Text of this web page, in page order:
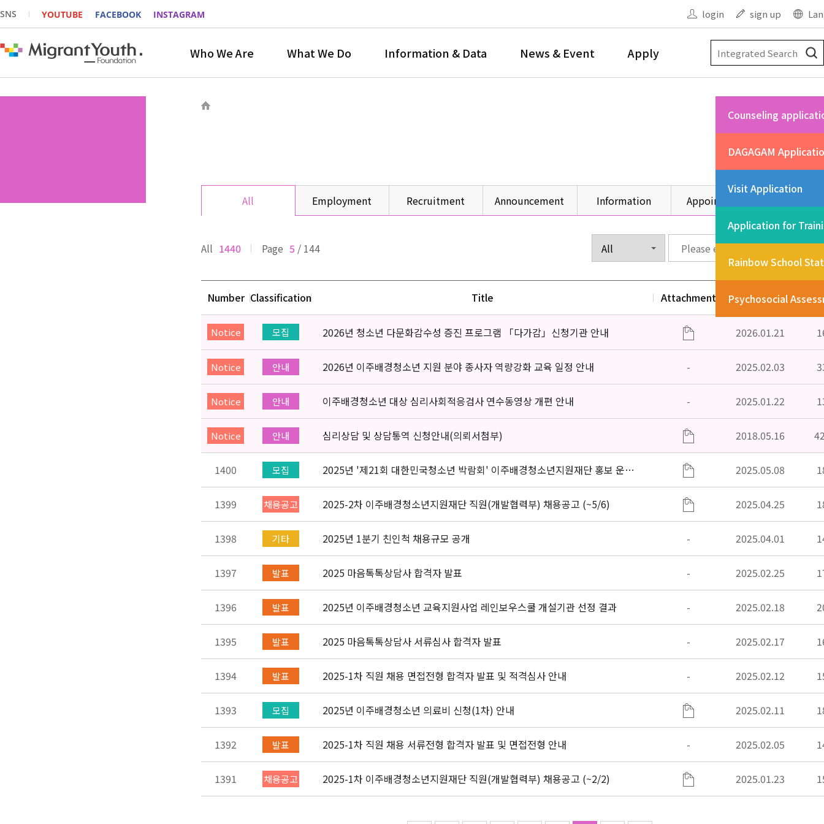
SNS YOUTUBE FACEBOOK INSTAGRAM login sign up
Who We Are What We Do Information & Data News & Event Apply
Counseling
DAGAGAM
Visit Application
Application for
Rainbow School
Psychosocial
All Employment Recruitment Announcement Information Appointment
All 1440 Page 5 / 144
Number Classification Title Attachment Date
Notice 모집 2026년 청소년 다문화감수성 증진 프로그램 「다가감」신청기관 안내 2026.01.21
Notice 안내 2026년 이주배경청소년 지원 분야 종사자 역량강화 교육 일정 안내 - 2025.02.03
Notice 안내 이주배경청소년 대상 심리사회적응검사 연수동영상 개편 안내 - 2025.01.22
Notice 안내 심리상담 및 상담통역 신청안내(의뢰서첨부) 2018.05.16
1400 모집
2025년 '제21회 대한민국청소년 박람회' 이주배경청소년지원재단 홍보 운영
부스 자원봉사자 신청·접수
2025.05.08
1399 채용공고 2025-2차 이주배경청소년지원재단 직원(개발협력부) 채용공고 (~5/6) 2025.04.25
1398 기타 2025년 1분기 친인척 채용규모 공개 - 2025.04.01
1397 발표 2025 마음톡톡상담사 합격자 발표 - 2025.02.25
1396 발표 2025년 이주배경청소년 교육지원사업 레인보우스쿨 개설기관 선정 결과 - 2025.02.18
1395 발표 2025 마음톡톡상담사 서류심사 합격자 발표 - 2025.02.17
1394 발표 2025-1차 직원 채용 면접전형 합격자 발표 및 적격심사 안내 - 2025.02.12
1393 모집 2025년 이주배경청소년 의료비 신청(1차) 안내 2025.02.11
1392 발표 2025-1차 직원 채용 서류전형 합격자 발표 및 면접전형 안내 - 2025.02.05
1391 채용공고 2025-1차 이주배경청소년지원재단 직원(개발협력부) 채용공고 (~2/2) 2025.01.23